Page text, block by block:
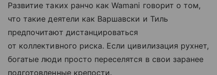
Развитие таких ранчо как Wamani говорит о том,
что такие деятели как Варшавски и Тиль
предпочитают дистанцироваться
от коллективного риска. Если цивилизация рухнет,
богатые люди просто переселятся в свои заранее
подготовленные крепости.